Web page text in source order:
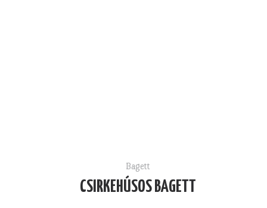
Bagett
CSIRKEHÚSOS BAGETT